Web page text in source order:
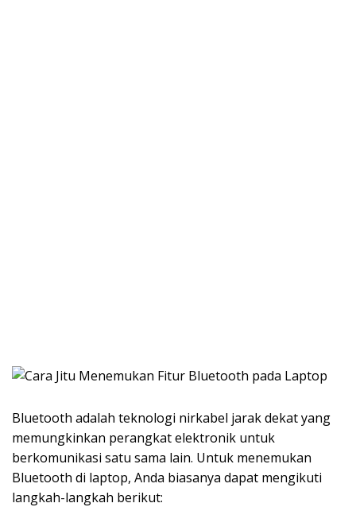
Bluetooth adalah teknologi nirkabel jarak dekat yang
memungkinkan perangkat elektronik untuk
berkomunikasi satu sama lain. Untuk menemukan
Bluetooth di laptop, Anda biasanya dapat mengikuti
langkah-langkah berikut: